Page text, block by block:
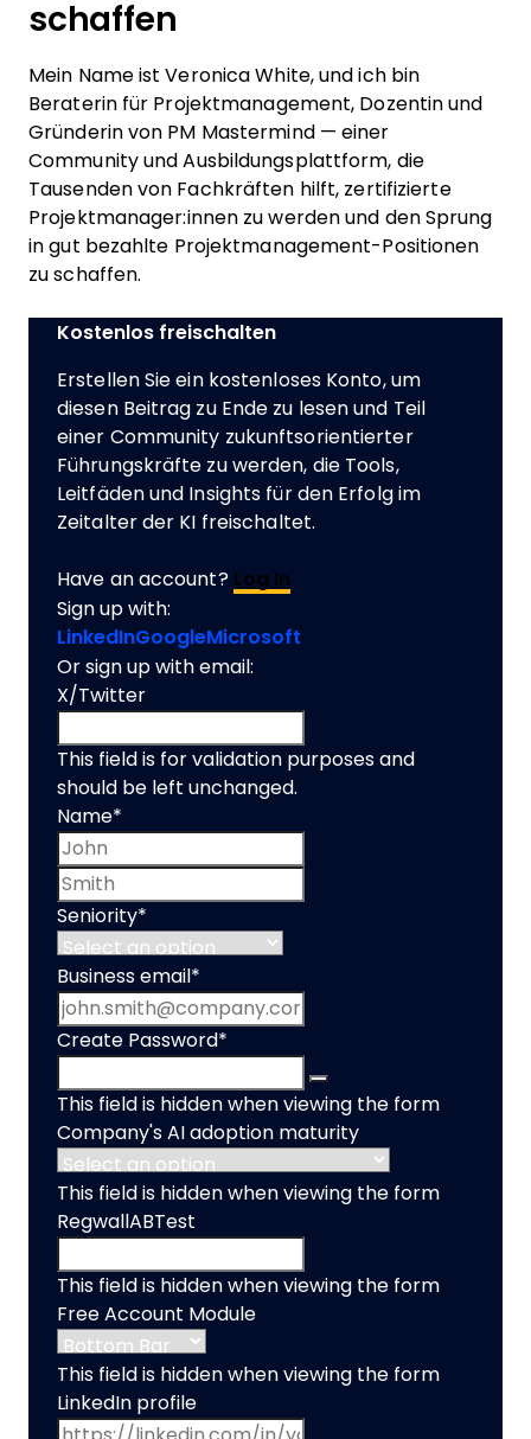
schaffen
Mein Name ist Veronica White, und ich bin
Beraterin für Projektmanagement, Dozentin und
Gründerin von PM Mastermind — einer
Community und Ausbildungsplattform, die
Tausenden von Fachkräften hilft, zertifizierte
Projektmanager:innen zu werden und den Sprung
in gut bezahlte Projektmanagement-Positionen
zu schaffen.
Kostenlos freischalten
Erstellen Sie ein kostenloses Konto, um
diesen Beitrag zu Ende zu lesen und Teil
einer Community zukunftsorientierter
Führungskräfte zu werden, die Tools,
Leitfäden und Insights für den Erfolg im
Zeitalter der KI freischaltet.
Have an account? Log In
Sign up with:
LinkedInGoogleMicrosoft
Or sign up with email:
X/Twitter
This field is for validation purposes and
should be left unchanged.
Name*
Seniority*
Business email *
Create Password*
This field is hidden when viewing the form
Company's AI adoption maturity
This field is hidden when viewing the form
RegwallABTest
This field is hidden when viewing the form
Free Account Module
This field is hidden when viewing the form
LinkedIn profile